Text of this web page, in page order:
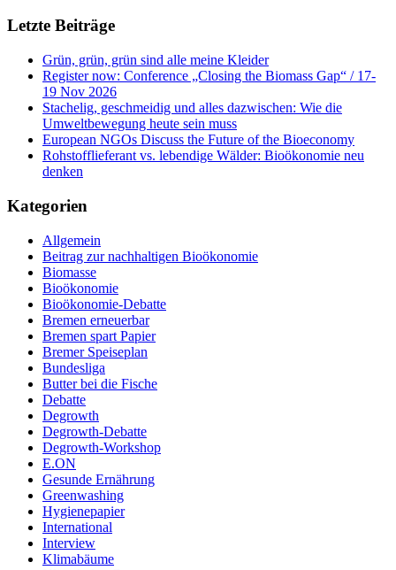
Letzte Beiträge
Grün, grün, grün sind alle meine Kleider
Register now: Conference „Closing the Biomass Gap“ / 17-
19 Nov 2026
Stachelig, geschmeidig und alles dazwischen: Wie die
Umweltbewegung heute sein muss
European NGOs Discuss the Future of the Bioeconomy
Rohstofflieferant vs. lebendige Wälder: Bioökonomie neu
denken
Kategorien
Allgemein
Beitrag zur nachhaltigen Bioökonomie
Biomasse
Bioökonomie
Bioökonomie-Debatte
Bremen erneuerbar
Bremen spart Papier
Bremer Speiseplan
Bundesliga
Butter bei die Fische
Debatte
Degrowth
Degrowth-Debatte
Degrowth-Workshop
E.ON
Gesunde Ernährung
Greenwashing
Hygienepapier
International
Interview
Klimabäume